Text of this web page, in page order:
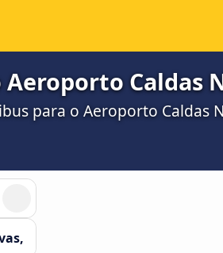
Caldas
para o Aeroporto Caldas